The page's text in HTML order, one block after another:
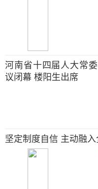
河南省十四届人大常
议闭幕 楼阳生出席
坚定制度自信 主动融